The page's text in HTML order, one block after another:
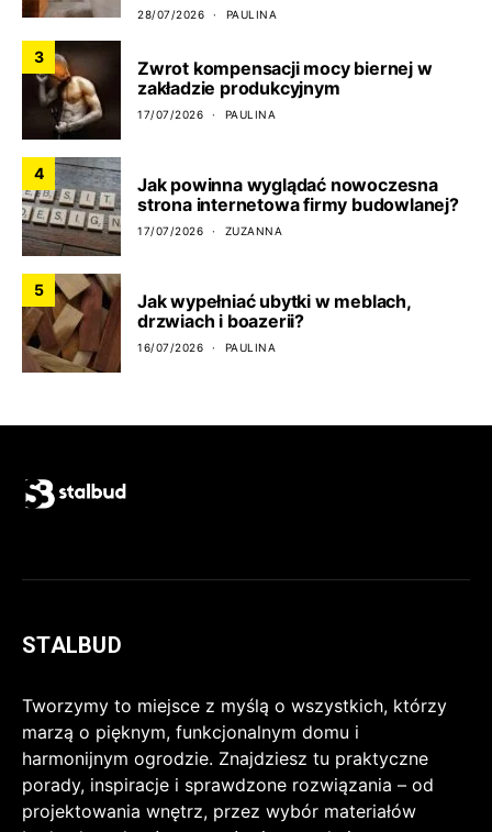
28/07/2026 PAULINA
3
Zwrot kompensacji mocy biernej w
zakładzie produkcyjnym
17/07/2026 PAULINA
4
Jak powinna wyglądać nowoczesna
strona internetowa firmy budowlanej?
17/07/2026 ZUZANNA
5
Jak wypełniać ubytki w meblach,
drzwiach i boazerii?
16/07/2026 PAULINA
STALBUD
Tworzymy to miejsce z myślą o wszystkich, którzy
marzą o pięknym, funkcjonalnym domu i
harmonijnym ogrodzie. Znajdziesz tu praktyczne
porady, inspiracje i sprawdzone rozwiązania – od
projektowania wnętrz, przez wybór materiałów